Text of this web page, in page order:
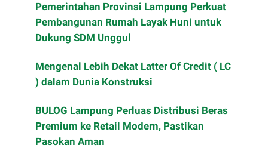
Pemerintahan Provinsi Lampung Perkuat
Pembangunan Rumah Layak Huni untuk
Dukung SDM Unggul
Mengenal Lebih Dekat Latter Of Credit ( LC
) dalam Dunia Konstruksi
BULOG Lampung Perluas Distribusi Beras
Premium ke Retail Modern, Pastikan
Pasokan Aman